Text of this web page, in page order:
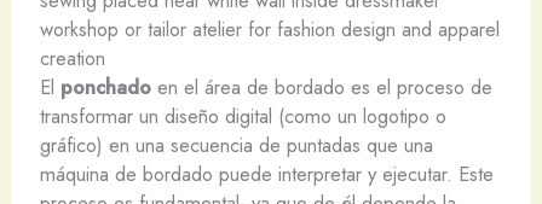
El ponchadoen el área de bordado es el proceso de
transformar un diseño digital (como un logotipo o
gráfico) en una secuencia de puntadas que una
máquina de bordado puede interpretar y ejecutar. Este